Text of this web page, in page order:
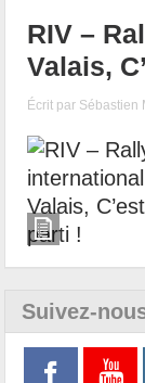
RIV –
Valais,
Écrit par Sébastien
Suivez-